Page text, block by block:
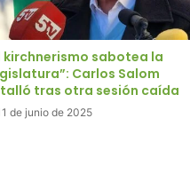
kirchnerismo sabotea la
Carlos Salom
tras otra sesión caída
de junio de 2025